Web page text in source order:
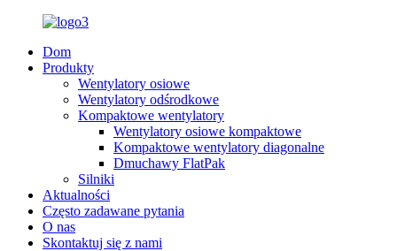
Dom
Produkty
Wentylatory osiowe
Wentylatory odśrodkowe
Kompaktowe wentylatory
Wentylatory osiowe kompaktowe
Kompaktowe wentylatory diagonalne
Dmuchawy FlatPak
Silniki
Aktualności
Często zadawane pytania
O nas
Skontaktuj się z nami